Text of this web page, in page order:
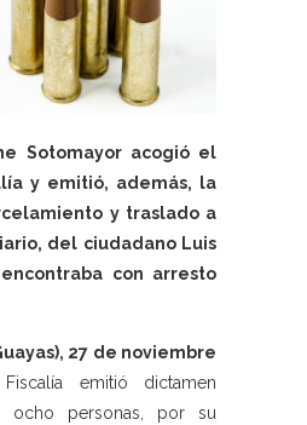
Sotomayor acogió el
y emitió, además, la
y traslado a
del ciudadano Luis
con arresto
27 de noviembre
emitió dictamen
ocho personas, por su